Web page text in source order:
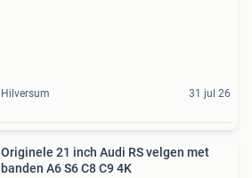
Hilversum 31 jul 26
Originele 21 inch Audi RS velgen met
banden A6 S6 C8 C9 4K